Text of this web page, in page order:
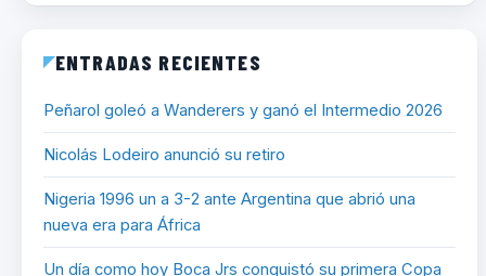
ENTRADAS RECIENTES
Peñarol goleó a Wanderers y ganó el Intermedio 2026
Nicolás Lodeiro anunció su retiro
Nigeria 1996 un a 3-2 ante Argentina que abrió una
nueva era para África
Un día como hoy Boca Jrs conquistó su primera Copa